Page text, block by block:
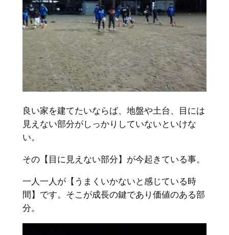
良い家を建てたいならば、地盤や土台、目には
見えない部分がしっかりしていないといけな
い。
その【目に見えない部分】が今起きている事。
一人一人が【うまくいかないと感じている時
間】です。そこが成長の鍵であり価値のある部
分。